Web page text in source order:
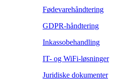
Fødevarehåndtering
GDPR-håndtering
Inkassobehandling
IT- og WiFi-løsninger
Juridiske dokumenter